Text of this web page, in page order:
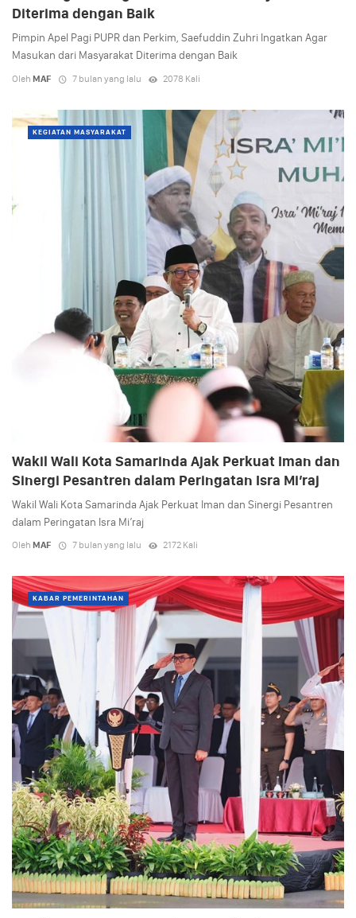
Diterima dengan Baik
Pimpin Apel Pagi PUPR dan Perkim, Saefuddin Zuhri Ingatkan Agar
Masukan dari Masyarakat Diterima dengan Baik
Oleh MAF 7 bulan yang lalu 2078 Kali
KEGIATAN MASYARAKAT
Wakil Wali Kota Samarinda Ajak Perkuat Iman dan
Sinergi Pesantren dalam Peringatan Isra Mi’raj
Wakil Wali Kota Samarinda Ajak Perkuat Iman dan Sinergi Pesantren
dalam Peringatan Isra Mi’raj
Oleh MAF 7 bulan yang lalu 2172 Kali
KABAR PEMERINTAHAN